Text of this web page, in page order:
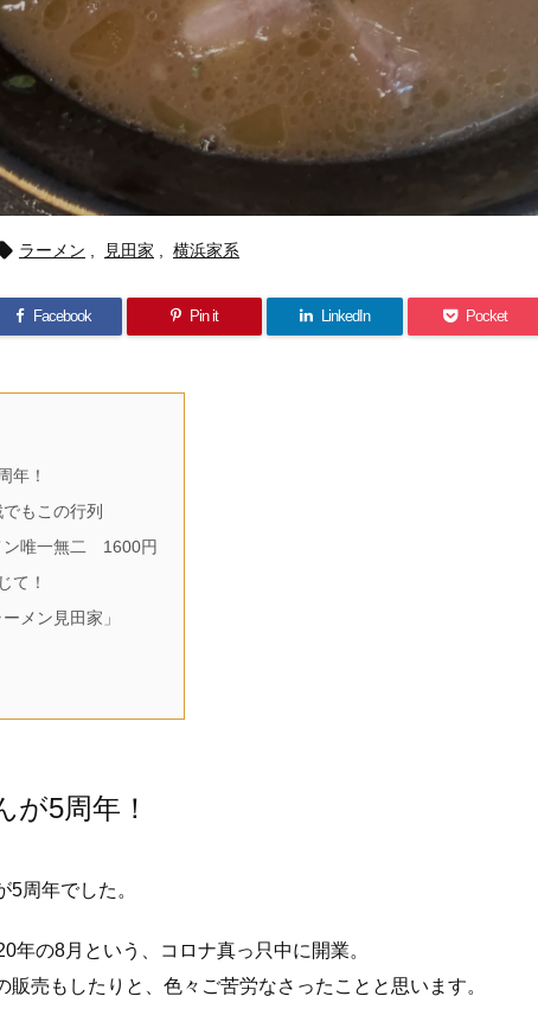
ラーメン 見田家 横浜家系
Facebook Pin it LinkedIn Pocket
年！
もこの行列
ン唯一無二 1600円
て！
メン見田家」
が5周年！
5周年でした。
年の8月という、コロナ真っ只中に開業。
販売もしたりと、色々ご苦労なさったことと思います。